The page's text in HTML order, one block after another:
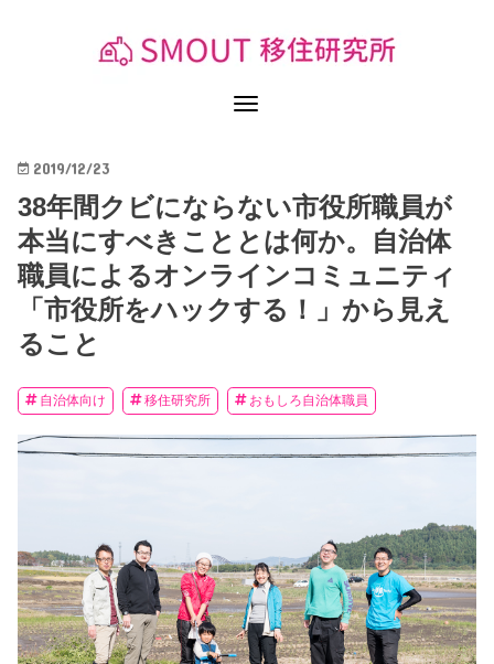
2019/12/23
38年間クビにならない市役所職員が
本当にすべきこととは何か。自治体
職員によるオンラインコミュニティ
「市役所をハックする！」から見え
ること
自治体向け 移住研究所 おもしろ自治体職員